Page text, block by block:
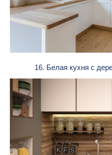
16. Белая кухня с